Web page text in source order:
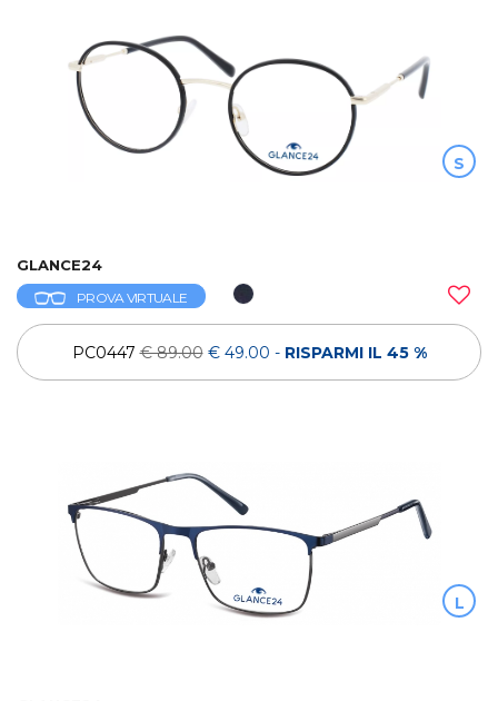
S
GLANCE24
PROVA VIRTUALE
PC0447€ 89.00 € 49.00 - RISPARMI IL 45 %
L